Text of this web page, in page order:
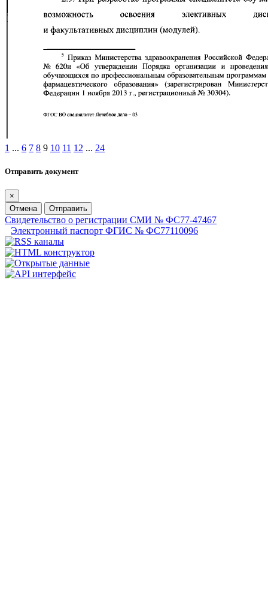
1 ... 6 7 8 9 10 11 12 ... 24
Отправить документ
×
Отмена
Отправить
Свидетельство о регистрации СМИ № ФС77-47467
Электронный паспорт ФГИС № ФС77110096